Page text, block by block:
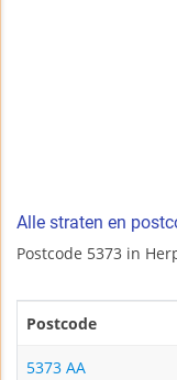
Alle straten en
Postcode 5373 in
Postcode
5373 AA